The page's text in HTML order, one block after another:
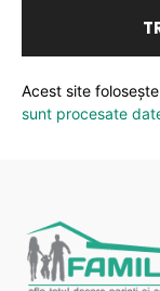
Acest site
sunt procesate